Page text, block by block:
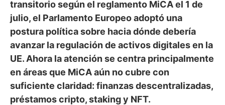
transitorio según el reglamento MiCA el 1 de
julio, el Parlamento Europeo adoptó una
postura política sobre hacia dónde debería
avanzar la regulación de activos digitales en la
UE. Ahora la atención se centra principalmente
en áreas que MiCA aún no cubre con
suficiente claridad: finanzas descentralizadas,
préstamos cripto, staking y NFT.